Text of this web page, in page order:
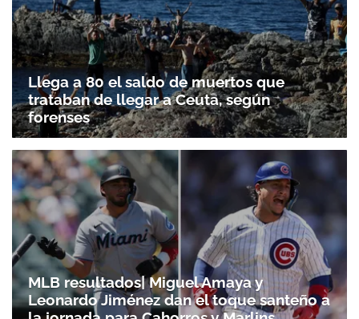
Llega a 80 el saldo de muertos que
trataban de llegar a Ceuta, según
forenses
MLB resultados| Miguel Amaya y
Leonardo Jiménez dan el toque santeño a